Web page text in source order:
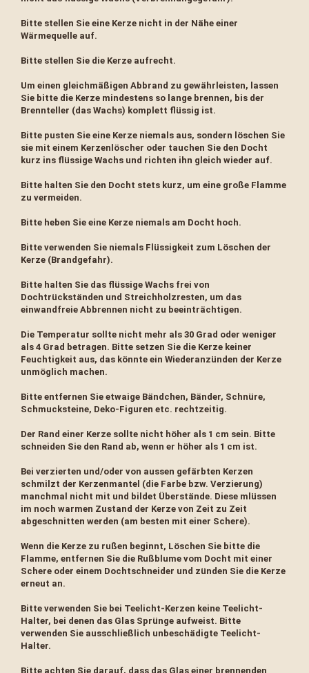
Bitte stellen Sie eine Kerze nicht in der Nähe einer
Wärmequelle auf.
Bitte stellen Sie die Kerze aufrecht.
Um einen gleichmäßigen Abbrand zu gewährleisten, lassen
Sie bitte die Kerze mindestens so lange brennen, bis der
Brennteller (das Wachs) komplett flüssig ist.
Bitte pusten Sie eine Kerze niemals aus, sondern löschen Sie
sie mit einem Kerzenlöscher oder tauchen Sie den Docht
kurz ins flüssige Wachs und richten ihn gleich wieder auf.
Bitte halten Sie den Docht stets kurz, um eine große Flamme
zu vermeiden.
Bitte heben Sie eine Kerze niemals am Docht hoch.
Bitte verwenden Sie niemals Flüssigkeit zum Löschen der
Kerze (Brandgefahr).
Bitte halten Sie das flüssige Wachs frei von
Dochtrückständen und Streichholzresten, um das
einwandfreie Abbrennen nicht zu beeinträchtigen.
Die Temperatur sollte nicht mehr als 30 Grad oder weniger
als 4 Grad betragen. Bitte setzen Sie die Kerze keiner
Feuchtigkeit aus, das könnte ein Wiederanzünden der Kerze
unmöglich machen.
Bitte entfernen Sie etwaige Bändchen, Bänder, Schnüre,
Schmucksteine, Deko-Figuren etc. rechtzeitig.
Der Rand einer Kerze sollte nicht höher als 1 cm sein. Bitte
schneiden Sie den Rand ab, wenn er höher als 1 cm ist.
Bei verzierten und/oder von aussen gefärbten Kerzen
schmilzt der Kerzenmantel (die Farbe bzw. Verzierung)
manchmal nicht mit und bildet Überstände. Diese mlüssen
im noch warmen Zustand der Kerze von Zeit zu Zeit
abgeschnitten werden (am besten mit einer Schere).
Wenn die Kerze zu rußen beginnt, Löschen Sie bitte die
Flamme, entfernen Sie die Rußblume vom Docht mit einer
Schere oder einem Dochtschneider und zünden Sie die Kerze
erneut an.
Bitte verwenden Sie bei Teelicht-Kerzen keine Teelicht-
Halter, bei denen das Glas Sprünge aufweist. Bitte
verwenden Sie ausschließlich unbeschädigte Teelicht-
Halter.
Bitte achten Sie darauf, dass das Glas einer brennenden